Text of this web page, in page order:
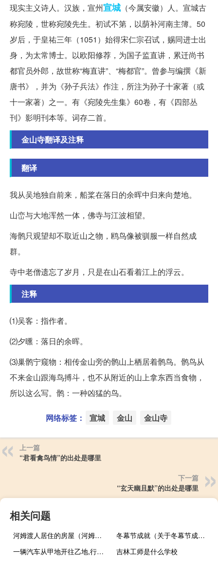
现实主义诗人。汉族，宣州宣城 （今属安徽）人。宣城古
称宛陵，世称宛陵先生。初试不第，以荫补河南主簿。50
岁后，于皇祐三年（1051）始得宋仁宗召试，赐同进士出
身，为太常博士。以欧阳修荐，为国子监直讲，累迁尚书
都官员外郎，故世称“梅直讲”、“梅都官”。曾参与编撰《新
唐书》，并为《孙子兵法》作注，所注为孙子十家著（或
十一家著）之一。有《宛陵先生集》60卷，有《四部丛
刊》影明刊本等。词存二首。
金山寺翻译及注释
翻译
我从吴地独自前来，船桨在落日的余晖中归来向楚地。
山峦与大地浑然一体，佛寺与江波相望。
海鹘只观望却不取近山之物，鸥鸟像被驯服一样自然成
群。
寺中老僧遗忘了岁月，只是在山石看着江上的浮云。
注释
⑴吴客：指作者。
⑵夕曛：落日的余晖。
⑶巢鹘宁窥物：相传金山旁的鹘山上栖居着鹘鸟。鹘鸟从
不来金山跟海鸟搏斗，也不从附近的山上拿东西当食物，
所以这么写。鹘：一种凶猛的鸟。
网络标签： 宣城 金山 金山寺
上一篇
“君看禽鸟情”的出处是哪里
下一篇
“玄天幽且默”的出处是哪里
相关问题
河姆渡人居住的房屋（河姆渡人）
冬幕节成就（关于冬幕节成就的介绍）
一辆汽车从甲地开往乙地,行了全程的8分之3
吉林工师是什么学校